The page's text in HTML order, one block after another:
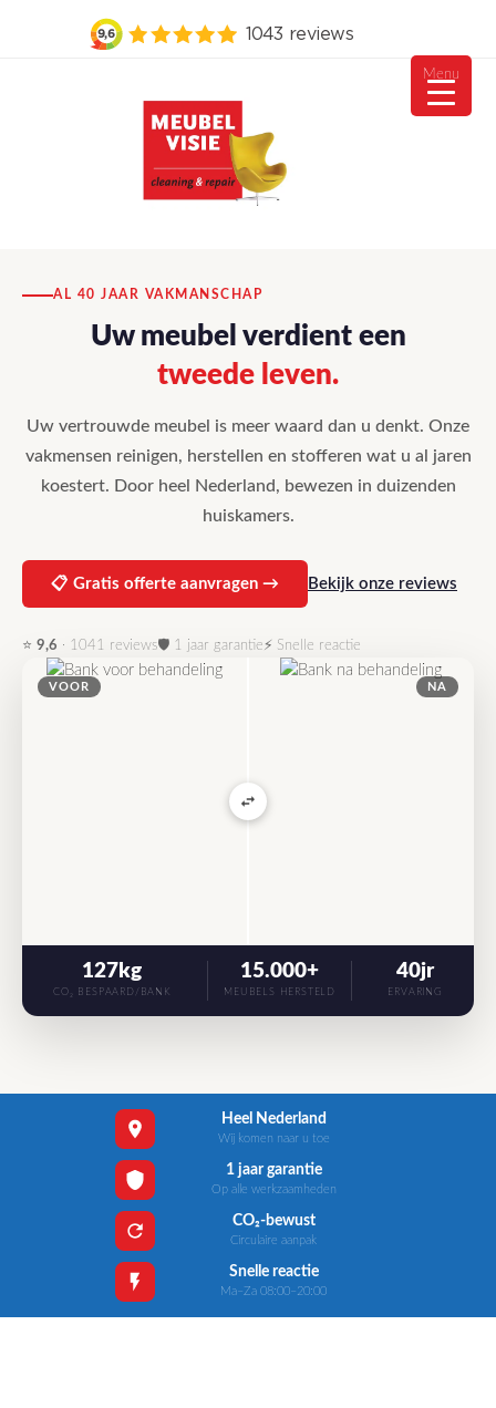
AL 40 JAAR VAKMANSCHAP
Uw meubel verdient een
tweede leven.
Uw vertrouwde meubel is meer waard dan u denkt. Onze
vakmensen reinigen, herstellen en stofferen wat u al jaren
koestert. Door heel Nederland, bewezen in duizenden
huiskamers.
📋 Gratis offerte aanvragen → Bekijk onze reviews
⭐ 9,6 · 1041 reviews🛡 1 jaar garantie⚡ Snelle reactie
VOOR NA
127kg
CO₂ BESPAARD/BANK
15.000+
MEUBELS HERSTELD
40jr
ERVARING
Heel Nederland
Wij komen naar u toe
1 jaar garantie
Op alle werkzaamheden
CO₂-bewust
Circulaire aanpak
Snelle reactie
Ma–Za 08:00–20:00
Menu